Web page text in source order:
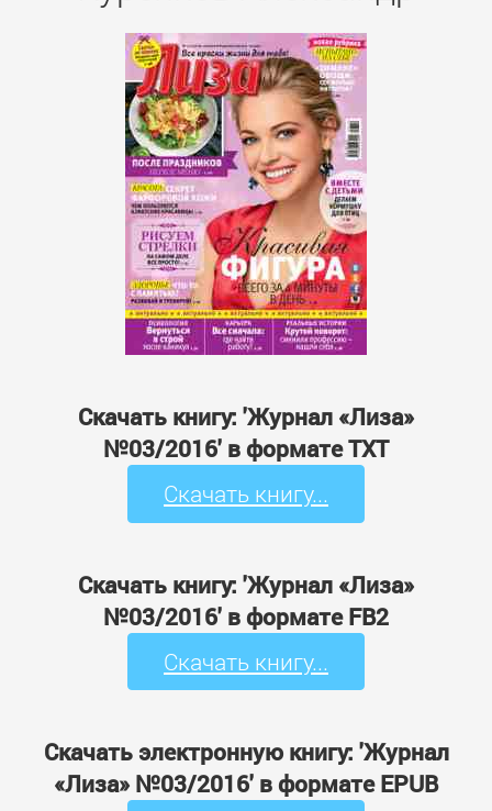
Скачать книгу: 'Журнал «Лиза»
№03/2016' в формате TXT
Скачать книгу...
Скачать книгу: 'Журнал «Лиза»
№03/2016' в формате FB2
Скачать книгу...
Скачать электронную книгу: 'Журнал
«Лиза» №03/2016' в формате EPUB